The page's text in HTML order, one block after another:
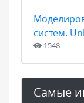
систем.
1548
Самые